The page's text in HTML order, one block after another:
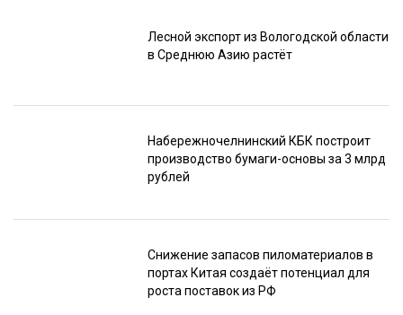
Лесной экспорт из Вологодской области
в Среднюю Азию растёт
Набережночелнинский КБК построит
производство бумаги-основы за 3 млрд
рублей
Снижение запасов пиломатериалов в
портах Китая создаёт потенциал для
роста поставок из РФ